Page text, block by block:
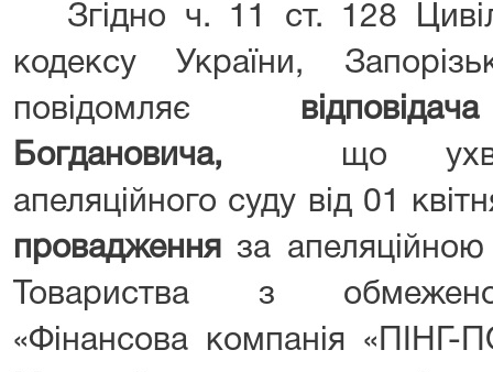
Згідно ч. 11 ст. 128
кодексу України,
повідомляє
відповідача
Богдановича, що
апеляційного суду від 01
провадження
за
Товариства з
«Фінансова компанія